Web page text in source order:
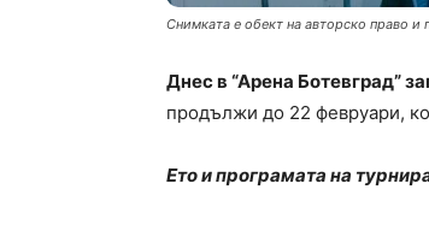
Снимката е обект на авторско право и
Днес в “Арена Ботевград”
продължи до 22 февруари,
Ето и програмата на